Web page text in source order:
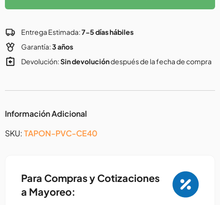
Entrega Estimada:7-5 días hábiles
Garantía:3 años
Devolución:Sin devolucióndespués de la fecha de compra
Información Adicional
SKU: TAPON-PVC-CE40
Para Compras y Cotizaciones
a Mayoreo: